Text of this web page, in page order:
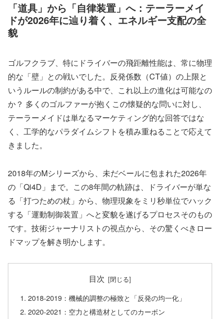
「道具」から「自律装置」へ：テーラーメイ
ドが2026年に辿り着く、エネルギー支配の全
貌
ゴルフクラブ、特にドライバーの飛距離性能は、常に物理
的な「壁」との戦いでした。反発係数（CT値）の上限と
いうルールの制約がある中で、これ以上の進化は可能なの
か？ 多くのゴルファーが抱くこの懐疑的な問いに対し、
テーラーメイドは単なるマーケティング的な回答ではな
く、工学的なパラダイムシフトを積み重ねることで応えて
きました。
2018年のMシリーズから、未だベールに包まれた2026年
の「Qi4D」まで。この8年間の軌跡は、ドライバーが単な
る「打つための杖」から、物理現象をミリ秒単位でハック
する「運動制御装置」へと変貌を遂げるプロセスそのもの
です。技術ジャーナリストの視点から、その驚くべきロー
ドマップを解き明かします。
目次
2018-2019：機械的調整の極致と「反発の均一化」
2020-2021：空力と構造材としてのカーボン